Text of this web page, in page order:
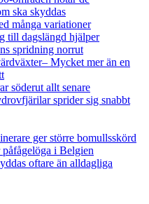
ska skyddas
många variationer
till dagslängd hjälper
spridning norrut
Mycket mer än en
söderut allt senare
sprider sig snabbt
ger större bomullsskörd
i Belgien
oftare än alldagliga